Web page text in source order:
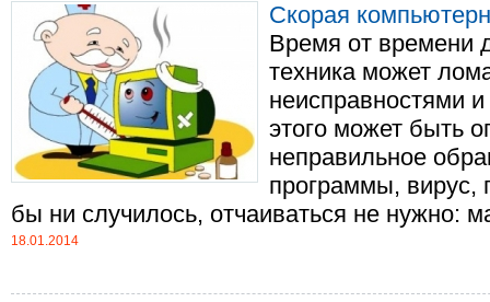
Скорая
Время от времени
техника может
неисправностями
этого может быть
неправильное
программы, вирус,
бы ни случилось, отчаиваться не нужно:
18.01.2014